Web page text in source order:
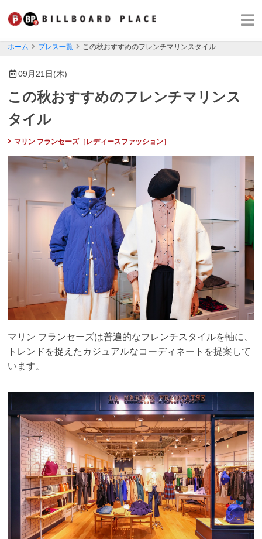
ホーム プレス一覧 この秋おすすめのフレンチマリンスタイル
09月21日(木)
この秋おすすめのフレンチマリンス
タイル
マリン フランセーズ［レディースファッション］
マリン フランセーズは普遍的なフレンチスタイルを軸に、
トレンドを捉えた カジュアルなコーディネートを提案して
います。